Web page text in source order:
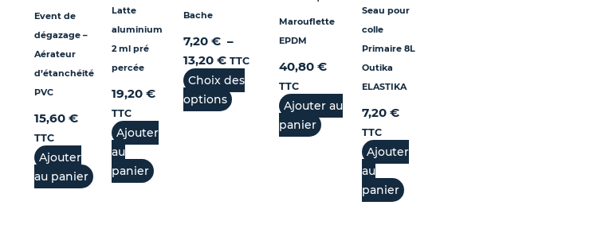
Event de
dégazage –
Aérateur
d’étanchéité
PVC
15,60€
TTC
Ajouter
au panier
Latte
aluminium
2 ml pré
percée
19,20€
TTC
Ajouter
au
panier
Bache
7,20€ –
13,20€ TTC
Choix des
options
Marouflette
EPDM
40,80€
TTC
Ajouter au
panier
Seau pour
colle
Primaire 8L
Outika
ELASTIKA
7,20€
TTC
Ajouter
au
panier